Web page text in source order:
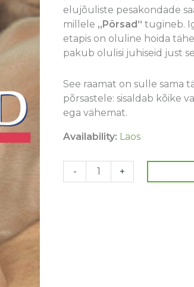
elujõuliste pesakondade
millele „Põrsad“ tugineb.
etapis on oluline hoida
pakub olulisi juhiseid just
See raamat on sulle sama
põrsastele: sisaldab kõike
ega vähemat.
Availability: Laos
-
kogus
+